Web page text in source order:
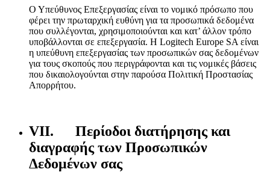
Ο Υπεύθυνος Επεξεργασίας είναι το νομικό πρόσωπο που
φέρει την πρωταρχική ευθύνη για τα προσωπικά δεδομένα
που συλλέγονται, χρησιμοποιούνται και κατ’ άλλον τρόπο
υποβάλλονται σε επεξεργασία. Η Logitech Europe SA είναι
η υπεύθυνη επεξεργασίας των προσωπικών σας δεδομένων
για τους σκοπούς που περιγράφονται και τις νομικές βάσεις
που δικαιολογούνται στην παρούσα Πολιτική Προστασίας
Απορρήτου.
VII. Περίοδοι διατήρησης και
διαγραφής των Προσωπικών
Δεδομένων σας